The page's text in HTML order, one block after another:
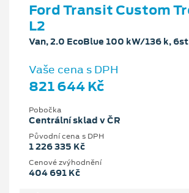
Ford Transit Custom
L2
Van, 2.0 EcoBlue 100 kW/136 k,
Vaše cena s DPH
821 644 Kč
Pobočka
Centrální sklad v ČR
Původní cena s DPH
1 226 335 Kč
Cenové zvýhodnění
404 691 Kč